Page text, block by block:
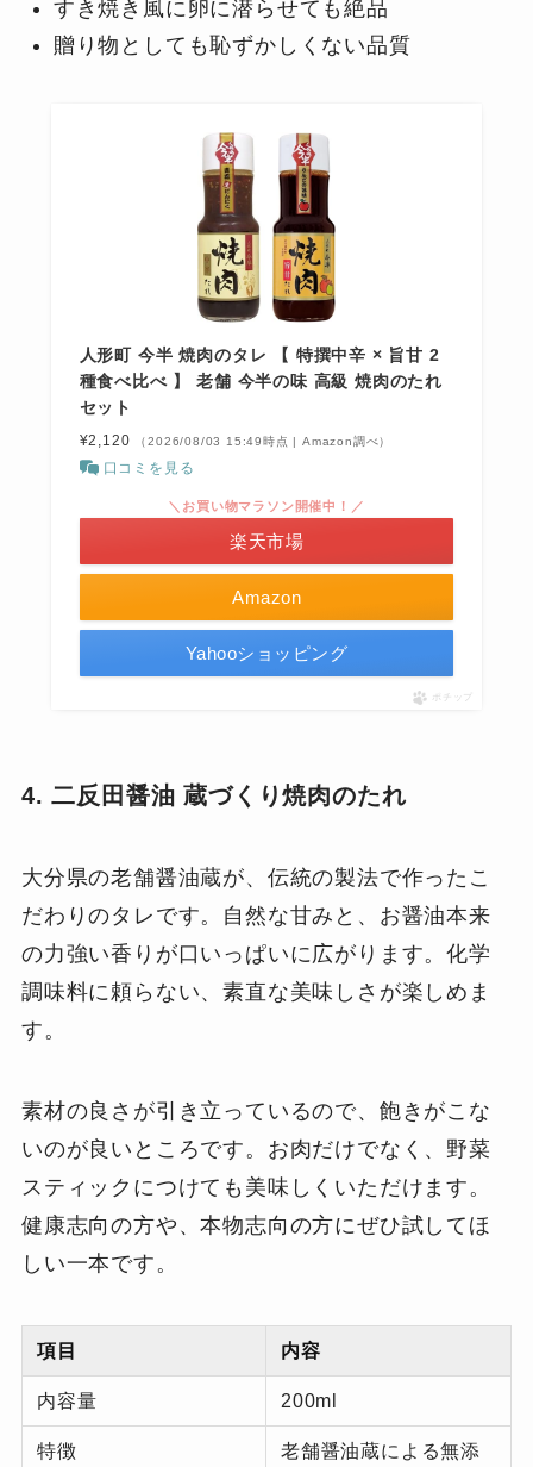
すき焼き風に卵に潜らせても絶品
贈り物としても恥ずかしくない品質
人形町 今半 焼肉のタレ 【 特撰中辛 × 旨甘 2
種食べ比べ 】 老舗 今半の味 高級 焼肉のたれ
セット
¥2,120 （2026/08/03 15:49時点 | Amazon調べ）
口コミを見る
Amazon
＼お買い物マラソン開催中！／
楽天市場
Yahooショッピング
ポチップ
4. 二反田醤油 蔵づくり焼肉のたれ
大分県の老舗醤油蔵が、伝統の製法で作ったこ
だわりのタレです。自然な甘みと、お醤油本来
の力強い香りが口いっぱいに広がります。化学
調味料に頼らない、素直な美味しさが楽しめま
す。
素材の良さが引き立っているので、飽きがこな
いのが良いところです。お肉だけでなく、野菜
スティックにつけても美味しくいただけます。
健康志向の方や、本物志向の方にぜひ試してほ
しい一本です。
項目 内容
内容量 200ml
特徴 老舗醤油蔵による無添